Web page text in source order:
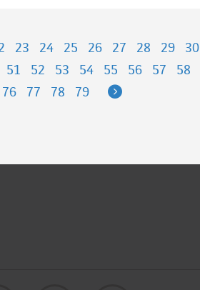
23 24 25 26 27 28 29
30
51 52 53 54 55 56 57
58
76 77 78 79 Next